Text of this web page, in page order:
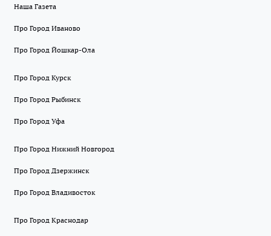
Наша Газета
Про Город Иваново
Про Город Йошкар-Ола
Про Город Курск
Про Город Рыбинск
Про Город Уфа
Про Город Нижний Новгород
Про Город Дзержинск
Про Город Владивосток
Про Город Краснодар